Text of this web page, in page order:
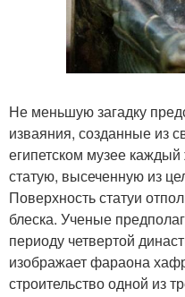
Не меньшую загадку
изваяния, созданные из
египетском музее
статую, высеченную из
Поверхность статуи
блеска. Ученые
периоду четвертой
изображает фараона
строительство одной из